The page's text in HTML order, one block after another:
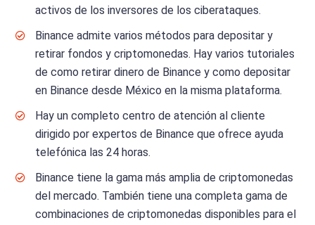
activos de los inversores de los ciberataques.
Binance admite varios métodos para depositar y
retirar fondos y criptomonedas. Hay varios tutoriales
de como retirar dinero de Binance y como depositar
en Binance desde México en la misma plataforma.
Hay un completo centro de atención al cliente
dirigido por expertos de Binance que ofrece ayuda
telefónica las 24 horas.
Binance tiene la gama más amplia de criptomonedas
del mercado. También tiene una completa gama de
combinaciones de criptomonedas disponibles para el